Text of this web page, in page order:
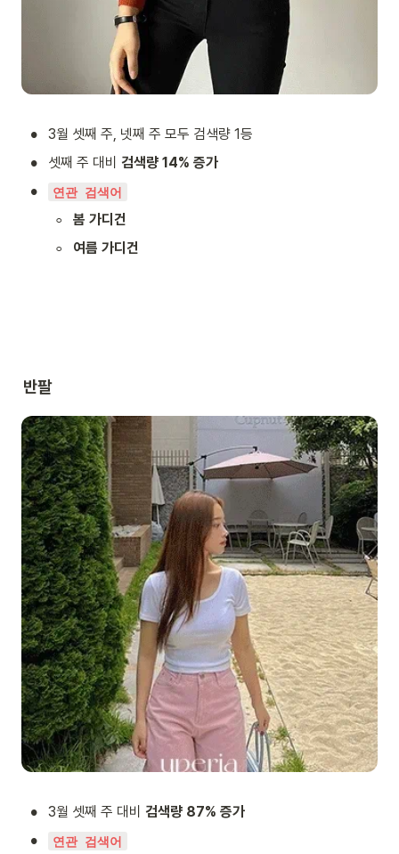
• 3월 셋째 주, 넷째 주 모두 검색량 1등
• 셋째 주 대비 검색량 14% 증가
• 연관 검색어
◦ 봄 가디건
◦ 여름 가디건
반팔
• 3월 셋째 주 대비 검색량 87% 증가
• 연관 검색어